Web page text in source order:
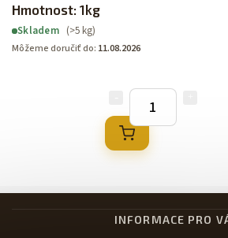
Hmotnost: 1kg
Skladem (>5 kg)
Môžeme doručiť do: 11.08.2026
INFORMACE PRO